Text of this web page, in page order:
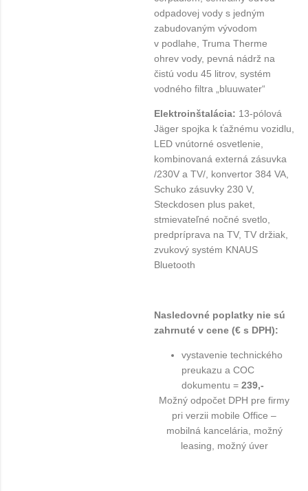
odpadovej vody s jedným
zabudovaným vývodom
v podlahe, Truma Therme
ohrev vody, pevná nádrž na
čistú vodu 45 litrov, systém
vodného filtra „bluuwater“
Elektroinštalácia: 13-pólová
Jäger spojka k ťažnému vozidlu,
LED vnútorné osvetlenie,
kombinovaná externá zásuvka
/230V a TV/, konvertor 384 VA,
Schuko zásuvky 230 V,
Steckdosen plus paket,
stmievateľné nočné svetlo,
predpríprava na TV, TV držiak,
zvukový systém KNAUS
Bluetooth
Nasledovné poplatky nie sú
zahrnuté v cene (€ s DPH):
vystavenie technického
preukazu a COC
dokumentu = 239,-
Možný odpočet DPH pre firmy
pri verzii mobile Office –
mobilná kancelária, možný
leasing, možný úver